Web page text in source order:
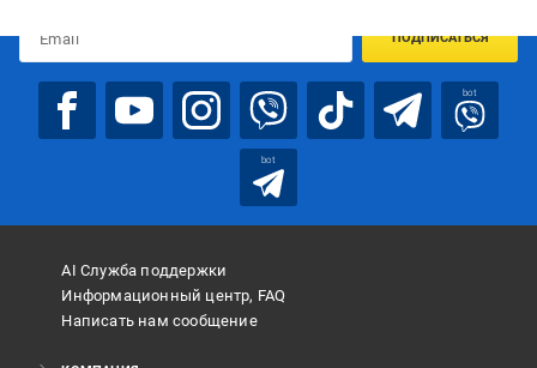
ПОДПИСАТЬСЯ
bot
bot
AI Служба поддержки
Информационный центр, FAQ
Написать нам сообщение